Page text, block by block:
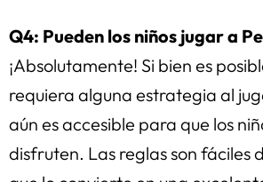
Q4: Pueden los niños jugar a
¡Absolutamente! Si bien es
requiera alguna estrategia al
aún es accesible para que los
disfruten. Las reglas son fáciles